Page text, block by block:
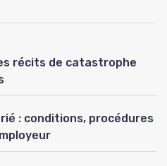
récits de catastrophe
: conditions, procédures